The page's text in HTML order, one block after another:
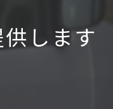
します